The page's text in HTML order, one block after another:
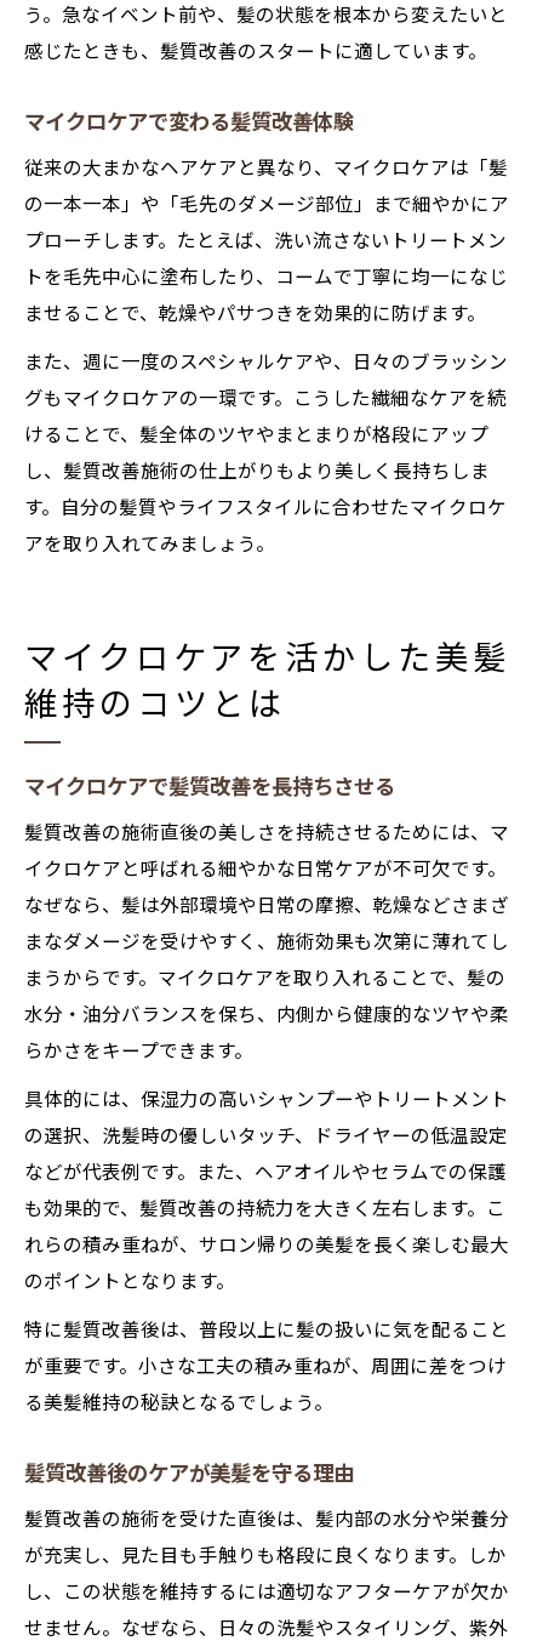
う。急なイベント前や、髪の状態を根本から変えたいと
感じたときも、髪質改善のスタートに適しています。
マイクロケアで変わる髪質改善体験
従来の大まかなヘアケアと異なり、マイクロケアは「髪
の一本一本」や「毛先のダメージ部位」まで細やかにア
プローチします。たとえば、洗い流さないトリートメン
トを毛先中心に塗布したり、コームで丁寧に均一になじ
ませることで、乾燥やパサつきを効果的に防げます。
また、週に一度のスペシャルケアや、日々のブラッシン
グもマイクロケアの一環です。こうした繊細なケアを続
けることで、髪全体のツヤやまとまりが格段にアップ
し、髪質改善施術の仕上がりもより美しく長持ちしま
す。自分の髪質やライフスタイルに合わせたマイクロケ
アを取り入れてみましょう。
マイクロケアを活かした美髪
維持のコツとは
マイクロケアで髪質改善を長持ちさせる
髪質改善の施術直後の美しさを持続させるためには、マ
イクロケアと呼ばれる細やかな日常ケアが不可欠です。
なぜなら、髪は外部環境や日常の摩擦、乾燥などさまざ
まなダメージを受けやすく、施術効果も次第に薄れてし
まうからです。マイクロケアを取り入れることで、髪の
水分・油分バランスを保ち、内側から健康的なツヤや柔
らかさをキープできます。
具体的には、保湿力の高いシャンプーやトリートメント
の選択、洗髪時の優しいタッチ、ドライヤーの低温設定
などが代表例です。また、ヘアオイルやセラムでの保護
も効果的で、髪質改善の持続力を大きく左右します。こ
れらの積み重ねが、サロン帰りの美髪を長く楽しむ最大
のポイントとなります。
特に髪質改善後は、普段以上に髪の扱いに気を配ること
が重要です。小さな工夫の積み重ねが、周囲に差をつけ
る美髪維持の秘訣となるでしょう。
髪質改善後のケアが美髪を守る理由
髪質改善の施術を受けた直後は、髪内部の水分や栄養分
が充実し、見た目も手触りも格段に良くなります。しか
し、この状態を維持するには適切なアフターケアが欠か
せません。なぜなら、日々の洗髪やスタイリング、紫外